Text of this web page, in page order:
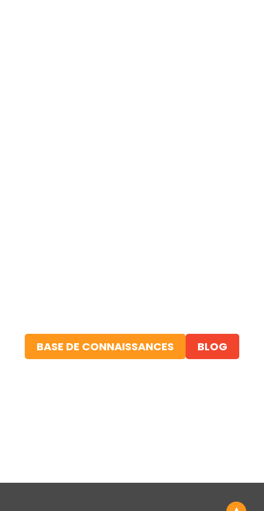
BASE DE CONNAISSANCES BLOG